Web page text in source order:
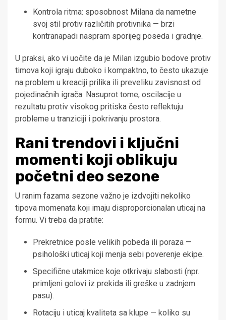
Kontrola ritma: sposobnost Milana da nametne
svoj stil protiv različitih protivnika — brzi
kontranapadi naspram sporijeg poseda i gradnje.
U praksi, ako vi uočite da je Milan izgubio bodove protiv
timova koji igraju duboko i kompaktno, to često ukazuje
na problem u kreaciji prilika ili preveliku zavisnost od
pojedinačnih igrača. Nasuprot tome, oscilacije u
rezultatu protiv visokog pritiska često reflektuju
probleme u tranziciji i pokrivanju prostora.
Rani trendovi i ključni
momenti koji oblikuju
početni deo sezone
U ranim fazama sezone važno je izdvojiti nekoliko
tipova momenata koji imaju disproporcionalan uticaj na
formu. Vi treba da pratite:
Prekretnice posle velikih pobeda ili poraza —
psihološki uticaj koji menja sebi poverenje ekipe.
Specifične utakmice koje otkrivaju slabosti (npr.
primljeni golovi iz prekida ili greške u zadnjem
pasu).
Rotaciju i uticaj kvaliteta sa klupe — koliko su